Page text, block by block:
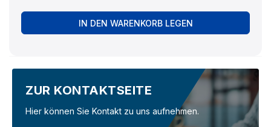
IN DEN WARENKORB LEGEN
ZUR KONTAKTSEITE
Hier können Sie Kontakt zu uns aufnehmen.